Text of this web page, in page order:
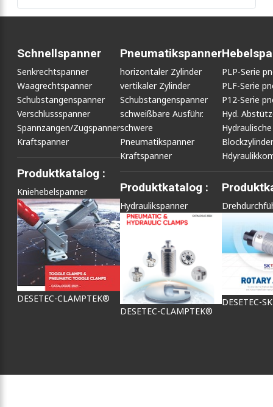
Schnellspanner
Senkrechtspanner
Waagrechtspanner
Schubstangenspanner
Verschlussspanner
Spannzangen/Zugspanner
Kraftspanner
Produktkatalog :
Kniehebelspanner
DESETEC-CLAMPTEK®
Pneumatikspanner
horizontaler Zylinder
vertikaler Zylinder
Schubstangenspanner
schweißbare Ausführ.
schwere
Pneumatikspanner
Kraftspanner
Produktkatalog :
Hydraulikspanner
DESETEC-CLAMPTEK®
PLP-Serie
PLF-Serie
P12-Serie
Hyd.
Hydraulische
Blockzylinder
DESETEC-